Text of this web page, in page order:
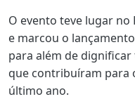
O evento teve lugar no
e marcou o
para além de
que contribuíram para
último ano.